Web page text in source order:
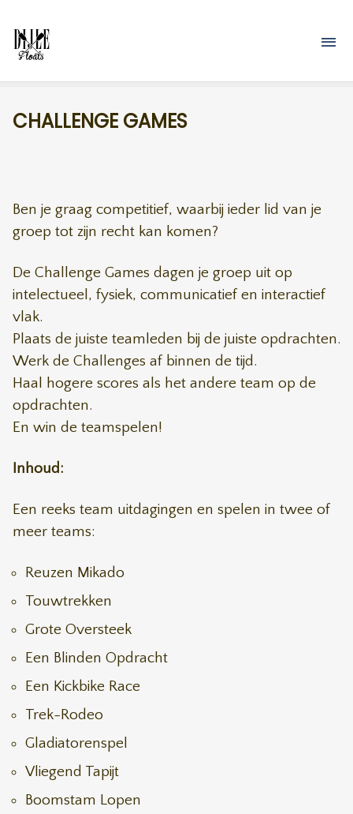
CHALLENGE GAMES
Ben je graag competitief, waarbij ieder lid van je
groep tot zijn recht kan komen?
De Challenge Games dagen je groep uit op
intelectueel, fysiek, communicatief en interactief
vlak.
Plaats de juiste teamleden bij de juiste opdrachten.
Werk de Challenges af binnen de tijd.
Haal hogere scores als het andere team op de
opdrachten.
En win de teamspelen!
Inhoud:
Een reeks team uitdagingen en spelen in twee of
meer teams:
Reuzen Mikado
Touwtrekken
Grote Oversteek
Een Blinden Opdracht
Een Kickbike Race
Trek-Rodeo
Gladiatorenspel
Vliegend Tapijt
Boomstam Lopen